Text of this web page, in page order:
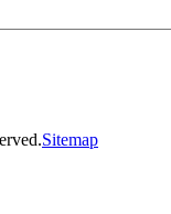
Sitemap